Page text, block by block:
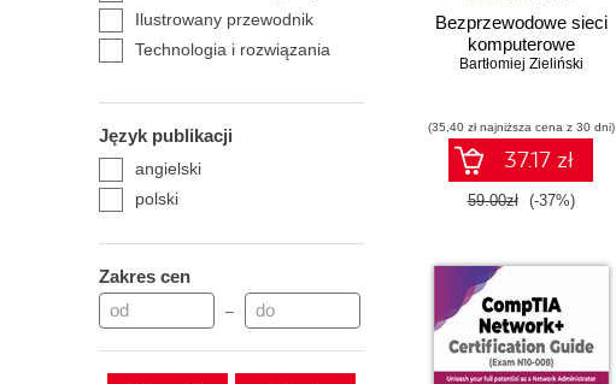
Ilustrowany przewodnik
Technologia i rozwiązania
Język publikacji
angielski
polski
Zakres cen
–
Bezprzewodowe sieci
komputerowe
Bartłomiej Zieliński
(35,40 zł najniższa cena z 30 dni)
37.17 zł
59.00zł (-37%)